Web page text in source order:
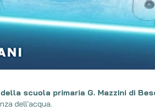
scuola primaria G. Mazzini di
dell'acqua.